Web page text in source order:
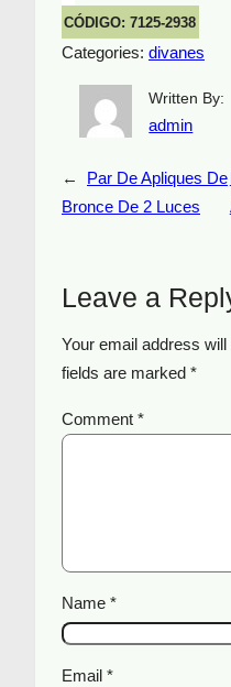
CÓDIGO: 7125-2938
Categories: divanes
Written By:
admin
←
Par De Apliques De
Bronce De 2 Luces
Leave a
Your email address
fields are marked *
Comment *
Name *
Email *